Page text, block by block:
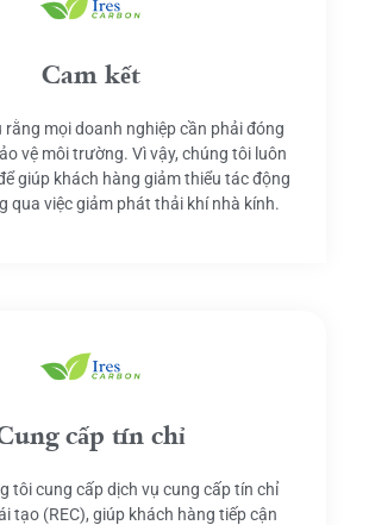
Cam kết
rằng mọi doanh nghiệp cần phải đóng
vệ môi trường. Vì vậy, chúng tôi luôn
giúp khách hàng giảm thiểu tác động
qua việc giảm phát thải khí nhà kính.
cấp tín chỉ
tôi cung cấp dịch vụ cung cấp tín chỉ
tạo (REC), giúp khách hàng tiếp cận